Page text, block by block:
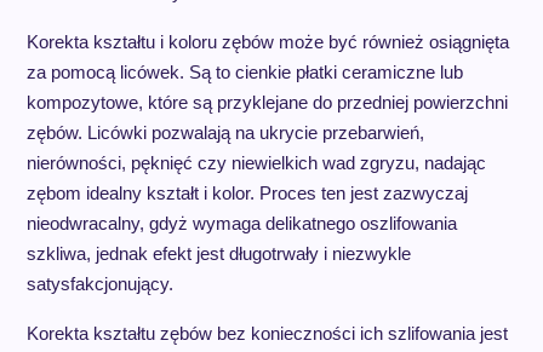
Korekta kształtu i koloru zębów może być również osiągnięta
za pomocą licówek. Są to cienkie płatki ceramiczne lub
kompozytowe, które są przyklejane do przedniej powierzchni
zębów. Licówki pozwalają na ukrycie przebarwień,
nierówności, pęknięć czy niewielkich wad zgryzu, nadając
zębom idealny kształt i kolor. Proces ten jest zazwyczaj
nieodwracalny, gdyż wymaga delikatnego oszlifowania
szkliwa, jednak efekt jest długotrwały i niezwykle
satysfakcjonujący.
Korekta kształtu zębów bez konieczności ich szlifowania jest